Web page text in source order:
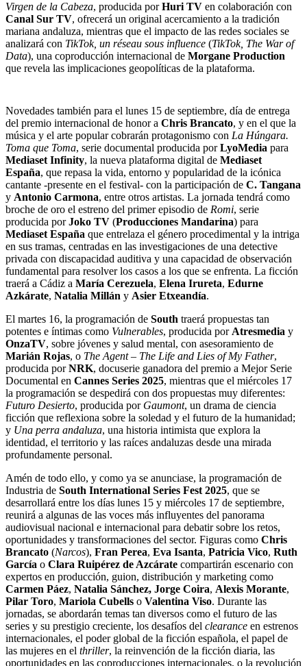
Virgen de la Cabeza, producida porHuri TV en colaboración con
Canal Sur TV, ofrecerá un original acercamiento a la tradición
mariana andaluza, mientras que el impacto de las redes sociales se
analizará con TikTok, un réseau sous influence (TikTok, The War of
Data), una coproducción internacional de Morgane Production
que revela las implicaciones geopolíticas de la plataforma.
Novedades también para el lunes 15 de septiembre, día de entrega
del premio internacional de honor a Chris Brancato, y en el que la
música y el arte popular cobrarán protagonismo con La Húngara.
Toma que Toma, serie documental producida porLyoMedia para
Mediaset Infinity, la nueva plataforma digital de Mediaset
España, que repasa la vida, entorno y popularidad de la icónica
cantante -presente en el festival- con la participación de C. Tangana
y Antonio Carmona, entre otros artistas. La jornada tendrá como
broche de oro el estreno del primer episodio de Romi, serie
producida porJoko TV (Producciones Mandarina) para
Mediaset España que entrelaza el género procedimental y la intriga
en sus tramas, centradas en las investigaciones de una detective
privada con discapacidad auditiva y una capacidad de observación
fundamental para resolver los casos a los que se enfrenta. La ficción
traerá a Cádiz a María Cerezuela, Elena Irureta, Edurne
Azkárate, Natalia Millán y Asier Etxeandía.
El martes 16, la programación de South traerá propuestas tan
potentes e íntimas como Vulnerables, producida por Atresmedia y
OnzaTV, sobre jóvenes y salud mental, con asesoramiento de
Marián Rojas, o The Agent– The Life and Lies of My Father,
producida porNRK, docuserie ganadora del premio a Mejor Serie
Documental en Cannes Series 2025, mientras que el miércoles 17
la programación se despedirá con dos propuestas muy diferentes:
Futuro Desierto, producida por Gaumont, un drama de ciencia
ficción que reflexiona sobre la soledad y el futuro de la humanidad;
y Una perra andaluza, una historia intimista que explora la
identidad, el territorio y las raíces andaluzas desde una mirada
profundamente personal.
Amén de todo ello, y como ya se anunciase, la programación de
Industria de South International Series Fest 2025, que se
desarrollará entre los días lunes 15 y miércoles 17 de septiembre,
reunirá a algunas de las voces más influyentes del panorama
audiovisual nacional e internacional para debatir sobre los retos,
oportunidades y transformaciones del sector. Figuras como Chris
Brancato (Narcos), Fran Perea, Eva Isanta, Patricia Vico, Ruth
García o Clara Ruipérez de Azcárate compartirán escenario con
expertos en producción, guion, distribución y marketing como
Carmen Páez, Natalia Sánchez, Jorge Coira, Alexis Morante,
Pilar Toro, Mariola Cubells o Valentina Viso. Durante las
jornadas, se abordarán temas tan diversos como el futuro de las
series y su prestigio creciente, los desafíos del clearance en estrenos
internacionales, el poder global de la ficción española, el papel de
las mujeres en el thriller, la reinvención de la ficción diaria, las
oportunidades en las coproducciones internacionales, o la revolución